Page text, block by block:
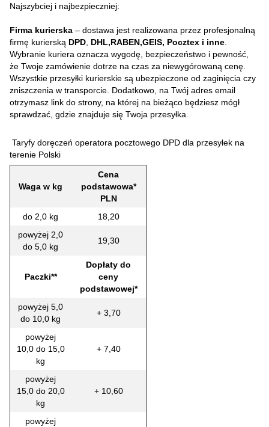
Najszybciej i najbezpieczniej:
Firma kurierska – dostawa jest realizowana przez profesjonalną
firmę kurierską DPD DHL,RABEN,GEIS, Pocztex i inne
Wybranie kuriera oznacza wygodę, bezpieczeństwo i pewność,
że Twoje zamówienie dotrze na czas za niewygórowaną cenę.
Wszystkie przesyłki kurierskie są ubezpieczone od zaginięcia czy
zniszczenia w transporcie. Dodatkowo, na Twój adres email
otrzymasz link do strony, na której na bieżąco będziesz mógł
sprawdzać, gdzie znajduje się Twoja przesyłka.
Taryfy doręczeń operatora pocztowego DPD dla przesyłek na
terenie Polski
Waga w kg
Cena
podstawowa*
PLN
do 2,0 kg
18,20
powyżej 2,0
do 5,0 kg
19,30
Paczki**
Dopłaty do
ceny
podstawowej*
powyżej 5,0
do 10,0 kg
+ 3,70
powyżej
10,0 do 15,0
kg
+ 7,40
powyżej
15,0 do 20,0
kg
+ 10,60
powyżej